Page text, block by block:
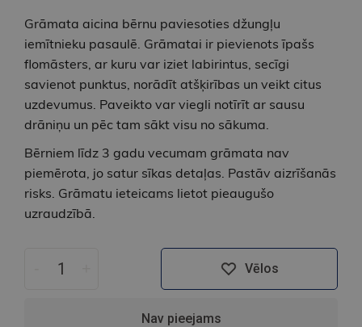
Grāmata aicina bērnu paviesoties džungļu
iemītnieku pasaulē. Grāmatai ir pievienots īpašs
flomāsters, ar kuru var iziet labirintus, secīgi
savienot punktus, norādīt atšķirības un veikt citus
uzdevumus. Paveikto var viegli notīrīt ar sausu
drāniņu un pēc tam sākt visu no sākuma.
Bērniem līdz 3 gadu vecumam grāmata nav
piemērota, jo satur sīkas detaļas. Pastāv aizrīšanās
risks. Grāmatu ieteicams lietot pieaugušo
uzraudzībā.
Vēlos
Nav pieejams